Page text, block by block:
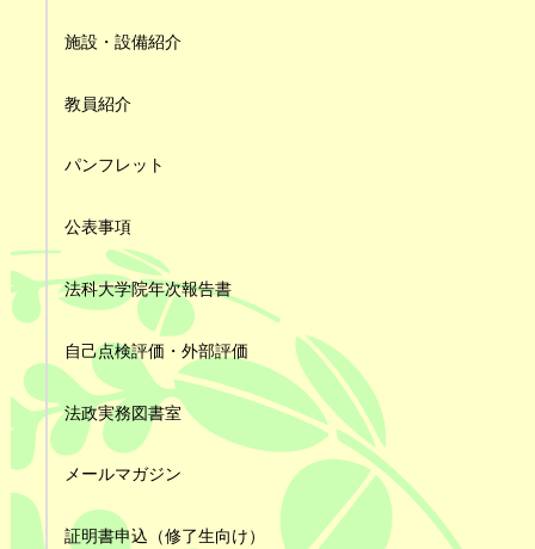
施設・設備紹介
教員紹介
パンフレット
公表事項
法科大学院年次報告書
自己点検評価・外部評価
法政実務図書室
メールマガジン
証明書申込（修了生向け）